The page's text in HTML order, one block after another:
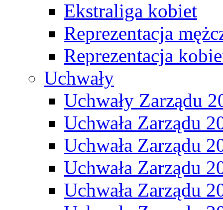
Ekstraliga kobiet
Reprezentacja
Reprezentacja
Uchwały
Uchwały Zarządu
Uchwała Zarządu
Uchwała Zarządu
Uchwała Zarządu
Uchwała Zarządu